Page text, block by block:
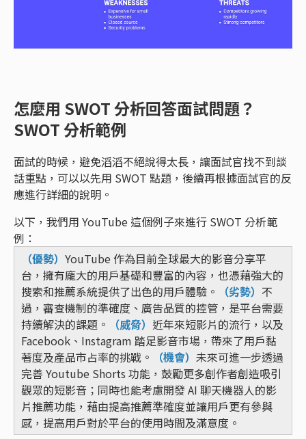
怎麼用 SWOT 分析回答面試問題？
SWOT 分析範例
面試的時候，避免滔滔不絕說得太長，讓面試官找不到談
話重點，可以以先用 SWOT 點題，後續再根據面試官的反
應進行詳細的說明。
以下，我們用 YouTube 這個例子來進行 SWOT 分析範
例：
（優勢） YouTube 作為目前全球最大的影音分享平
台，擁有龐大的用戶基礎和豐富的內容，也憑藉強大的
搜索和推薦系統提供了出色的用戶體驗。
（劣勢） 不
過，審查機制的準確度、廣告品質的控管，是平台需要
持續解決的課題。
（威脅） 近年來短影片的流行，以及
Facebook、Instagram 踏足影音市場，帶來了用戶黏
著度及產品市占率的挑戰。
（機會） 未來可進一步透過
完善 Youtube Shorts 功能，鼓勵更多創作者創造吸引
觀眾的短影音；同時也能考慮開發 AI 聊天機器人的影
片推薦功能，藉由提高推薦準確度並讓用戶更有參與
感，提高用戶對於平台的使用時間及滿意度。